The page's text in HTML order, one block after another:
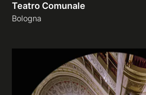
Teatro Comunale
Bologna